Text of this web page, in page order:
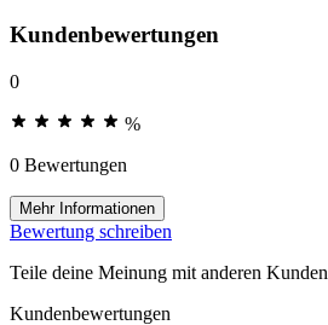
Kundenbewertungen
0
%
0 Bewertungen
Mehr Informationen
Bewertung schreiben
Teile deine Meinung mit anderen Kunden
Kundenbewertungen